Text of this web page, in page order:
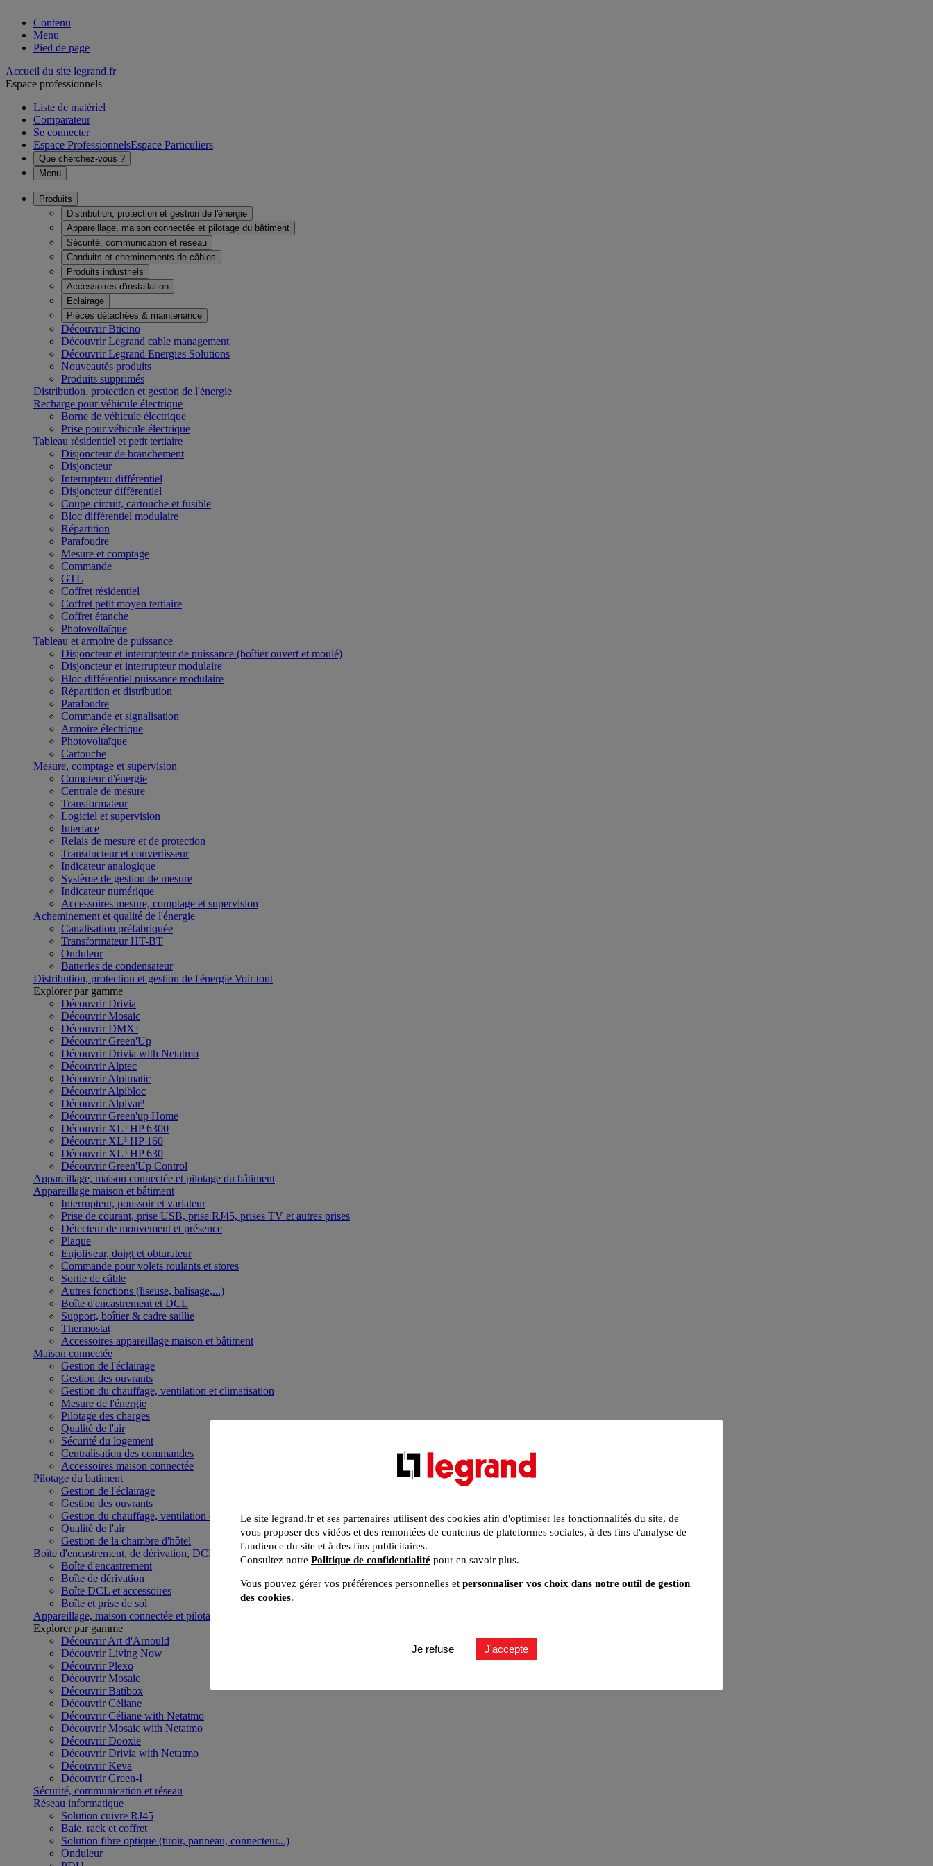
Contenu
Menu
Pied de page
Accueil du site legrand.fr
Espace professionnels
Liste de matériel
Comparateur
Se connecter
Espace ProfessionnelsEspace Particuliers
Que cherchez-vous ?
Menu
Produits
Distribution, protection et gestion de l'énergie
Appareillage, maison connectée et pilotage du bâtiment
Sécurité, communication et réseau
Conduits et cheminements de câbles
Produits industriels
Accessoires d'installation
Eclairage
Pièces détachées & maintenance
Découvrir Bticino
Découvrir Legrand cable management
Découvrir Legrand Energies Solutions
Nouveautés produits
Produits supprimés
Distribution, protection et gestion de l'énergie
Recharge pour véhicule électrique
Borne de véhicule électrique
Prise pour véhicule électrique
Tableau résidentiel et petit tertiaire
Disjoncteur de branchement
Disjoncteur
Interrupteur différentiel
Disjoncteur différentiel
Coupe-circuit, cartouche et fusible
Bloc différentiel modulaire
Répartition
Parafoudre
Mesure et comptage
Commande
GTL
Coffret résidentiel
Coffret petit moyen tertiaire
Coffret étanche
Photovoltaïque
Tableau et armoire de puissance
Disjoncteur et interrupteur de puissance (boîtier ouvert et moulé)
Disjoncteur et interrupteur modulaire
Bloc différentiel puissance modulaire
Répartition et distribution
Parafoudre
Commande et signalisation
Armoire électrique
Photovoltaïque
Cartouche
Mesure, comptage et supervision
Compteur d'énergie
Centrale de mesure
Transformateur
Logiciel et supervision
Interface
Relais de mesure et de protection
Transducteur et convertisseur
Indicateur analogique
Système de gestion de mesure
Indicateur numérique
Accessoires mesure, comptage et supervision
Acheminement et qualité de l'énergie
Canalisation préfabriquée
Transformateur HT-BT
Onduleur
Batteries de condensateur
Distribution, protection et gestion de l'énergie Voir tout
Explorer par gamme
Découvrir Drivia
Découvrir Mosaic
Découvrir DMX³
Découvrir Green'Up
Découvrir Drivia with Netatmo
Découvrir Alptec
Découvrir Alpimatic
Découvrir Alpibloc
Découvrir Alpivar³
Découvrir Green'up Home
Découvrir XL³ HP 6300
Découvrir XL³ HP 160
Découvrir XL³ HP 630
Découvrir Green'Up Control
Appareillage, maison connectée et pilotage du bâtiment
Appareillage maison et bâtiment
Interrupteur, poussoir et variateur
Prise de courant, prise USB, prise RJ45, prises TV et autres prises
Détecteur de mouvement et présence
Plaque
Enjoliveur, doigt et obturateur
Commande pour volets roulants et stores
Sortie de câble
Autres fonctions (liseuse, balisage,...)
Boîte d'encastrement et DCL
Support, boîtier & cadre saillie
Thermostat
Accessoires appareillage maison et bâtiment
Maison connectée
Gestion de l'éclairage
Gestion des ouvrants
Gestion du chauffage, ventilation et climatisation
Mesure de l'énergie
Pilotage des charges
Qualité de l'air
Sécurité du logement
Centralisation des commandes
Accessoires maison connectée
Pilotage du batiment
Gestion de l'éclairage
Gestion des ouvrants
Gestion du chauffage, ventilation et climatisation
Qualité de l'air
Gestion de la chambre d'hôtel
Boîte d'encastrement, de dérivation, DCL et boîte de sol
Boîte d'encastrement
Boîte de dérivation
Boîte DCL et accessoires
Boîte et prise de sol
Appareillage, maison connectée et pilotage du bâtiment
Explorer par gamme
Découvrir Art d'Arnould
Découvrir Living Now
Découvrir Plexo
Découvrir Mosaic
Découvrir Batibox
Découvrir Céliane
Découvrir Céliane with Netatmo
Découvrir Mosaic with Netatmo
Découvrir Dooxie
Découvrir Drivia with Netatmo
Découvrir Keva
Découvrir Green-I
Sécurité, communication et réseau
Réseau informatique
Solution cuivre RJ45
Baie, rack et coffret
Solution fibre optique (tiroir, panneau, connecteur...)
Onduleur
Le site legrand.fr et ses partenaires utilisent des cookies afin d'optimiser les fonctionnalités du site, de
vous proposer des vidéos et des remontées de contenus de plateformes sociales, à des fins d'analyse de
l'audience du site et à des fins publicitaires.
Consultez notre Politique de confidentialité pour en savoir plus.
Vous pouvez gérer vos préférences personnelles et personnaliser vos choix dans notre outil de gestion
des cookies.
Je refuse J'accepte